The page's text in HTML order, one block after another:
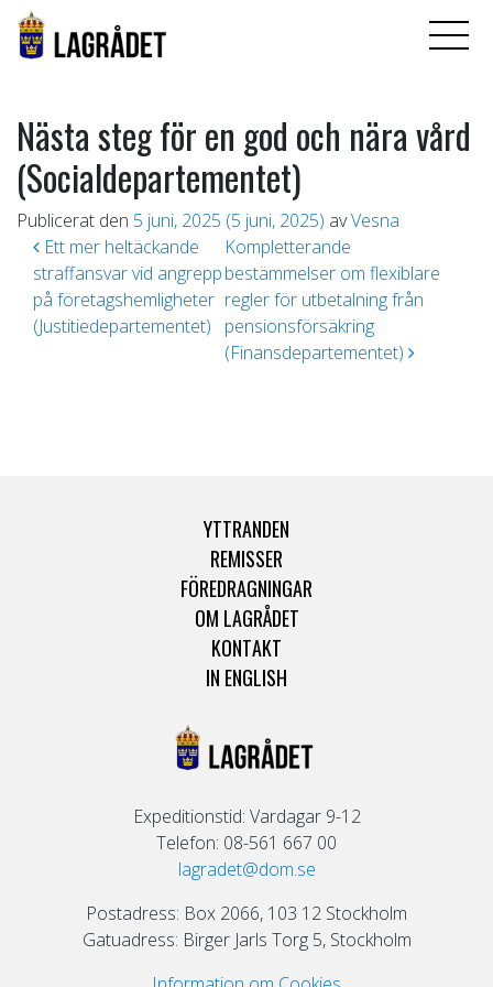
Nästa steg för en god och nära vård
(Socialdepartementet)
Publicerat den 5 juni, 2025 (5 juni, 2025) avVesna
Inläggsnavigering
Ett mer heltäckande
straffansvar vid angrepp
på företagshemligheter
(Justitiedepartementet)
Kompletterande
bestämmelser om flexiblare
regler för utbetalning från
pensionsförsäkring
(Finansdepartementet)
YTTRANDEN
REMISSER
FÖREDRAGNINGAR
OM LAGRÅDET
KONTAKT
IN ENGLISH
Expeditionstid: Vardagar 9-12
Telefon: 08-561 667 00
lagradet@dom.se
Postadress: Box 2066, 103 12 Stockholm
Gatuadress: Birger Jarls Torg 5, Stockholm